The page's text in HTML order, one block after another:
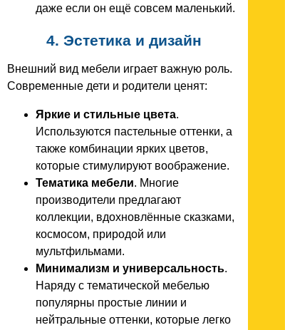
даже если он ещё совсем маленький.
4. Эстетика и дизайн
Внешний вид мебели играет важную роль.
Современные дети и родители ценят:
Яркие и стильные цвета.
Используются пастельные оттенки, а
также комбинации ярких цветов,
которые стимулируют воображение.
Тематика мебели. Многие
производители предлагают
коллекции, вдохновлённые сказками,
космосом, природой или
мультфильмами.
Минимализм и универсальность.
Наряду с тематической мебелью
популярны простые линии и
нейтральные оттенки, которые легко